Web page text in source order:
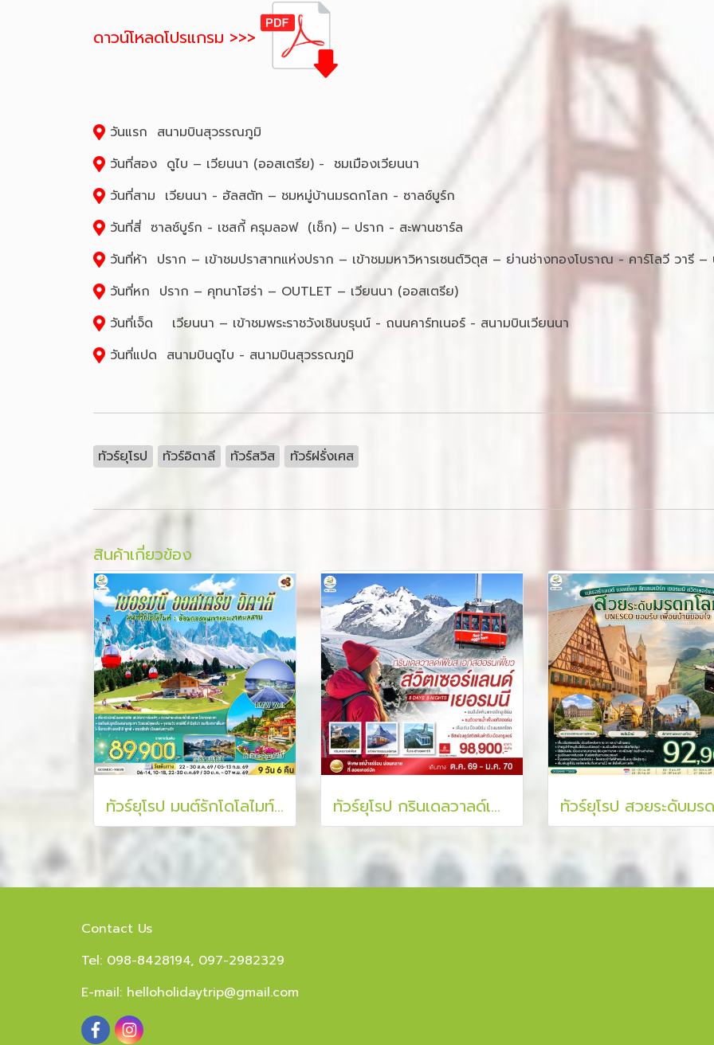
ดาวน์โหลดโปรแกรม >>>
วันแรก สนามบินสุวรรณภูมิ
วันที่สอง ดูไบ – เวียนนา (ออสเตรีย) - ชมเมืองเวียนนา
วันที่สาม เวียนนา - ฮัลสตัท – ชมหมู่บ้านมรดกโลก - ซาลซ์บูร์ก
วันที่สี่ ซาลซ์บูร์ก - เชสกี้ ครุมลอฟ (เช็ก) – ปราก - สะพานชาร์ล
วันที่ห้า ปราก – เข้าชมปราสาทแห่งปราก – เข้าชมมหาวิหารเซนต์วิตุส – ย่านช่างทองโบราณ - คาร์โลวี วารี –
วันที่หก ปราก – คุทนาโฮร่า – OUTLET – เวียนนา (ออสเตรีย)
วันที่เจ็ด เวียนนา – เข้าชมพระราชวังเชินบรุนน์ - ถนนคาร์ทเนอร์ - สนามบินเวียนนา
วันที่แปด สนามบินดูไบ - สนามบินสุวรรณภูมิ
ทัวร์ยุโรป ทัวร์อิตาลี ทัวร์สวิส ทัวร์ฝรั่งเศส
สินค้าเกี่ยวข้อง
ทัวร์ยุโรป มนต์รักโดโลไมท์ อ้อมกอดขุนเขาและเงาทะเลสาบ 9 วัน 6 คืน ทัวร์ยุโรป กรินเดลวาลด์เฟียส เอกิสฮอร์นเฟี้ยว สวิตเซอร์แลนด์ เยอรมนี 8 วัน 5 คืน
Contact Us
Tel: 098-8428194, 097-2982329
E-mail: helloholidaytrip@gmail.com